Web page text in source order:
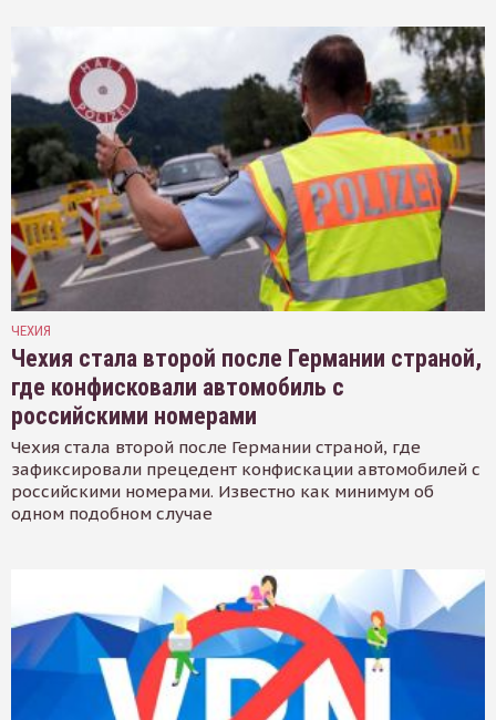
ЧЕХИЯ
Чехия стала второй после Германии страной,
где конфисковали автомобиль с
российскими номерами
Чехия стала второй после Германии страной, где
зафиксировали прецедент конфискации автомобилей с
российскими номерами. Известно как минимум об
одном подобном случае